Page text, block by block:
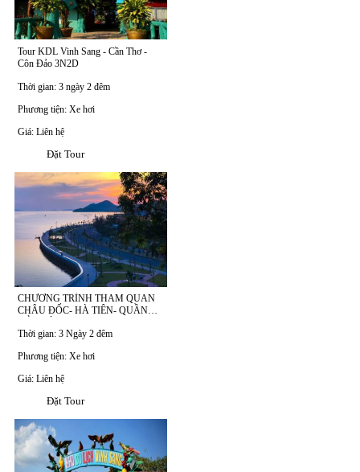
Tour KDL Vinh Sang - Cần Thơ -
Côn Đảo 3N2D
Thời gian: 3 ngày 2 đêm
Phương tiện: Xe hơi
Giá: Liên hệ
Đặt Tour
CHƯƠNG TRÌNH THAM QUAN
CHÂU ĐỐC- HÀ TIÊN- QUẦN
Thời gian: 3 Ngày 2 đêm
Phương tiện: Xe hơi
Giá: Liên hệ
Đặt Tour